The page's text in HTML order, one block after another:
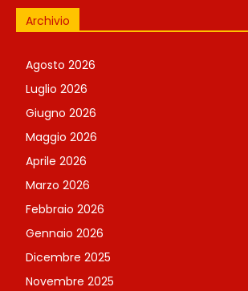
Archivio
Agosto 2026
Luglio 2026
Giugno 2026
Maggio 2026
Aprile 2026
Marzo 2026
Febbraio 2026
Gennaio 2026
Dicembre 2025
Novembre 2025